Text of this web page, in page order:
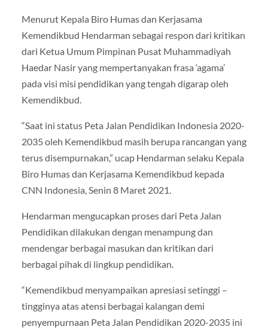
Menurut Kepala Biro Humas dan Kerjasama
Kemendikbud Hendarman sebagai respon dari kritikan
dari Ketua Umum Pimpinan Pusat Muhammadiyah
Haedar Nasir yang mempertanyakan frasa ‘agama’
pada visi misi pendidikan yang tengah digarap oleh
Kemendikbud.
“Saat ini status Peta Jalan Pendidikan Indonesia 2020-
2035 oleh Kemendikbud masih berupa rancangan yang
terus disempurnakan,” ucap Hendarman selaku Kepala
Biro Humas dan Kerjasama Kemendikbud kepada
CNN Indonesia, Senin 8 Maret 2021.
Hendarman mengucapkan proses dari Peta Jalan
Pendidikan dilakukan dengan menampung dan
mendengar berbagai masukan dan kritikan dari
berbagai pihak di lingkup pendidikan.
“Kemendikbud menyampaikan apresiasi setinggi –
tingginya atas atensi berbagai kalangan demi
penyempurnaan Peta Jalan Pendidikan 2020-2035 ini